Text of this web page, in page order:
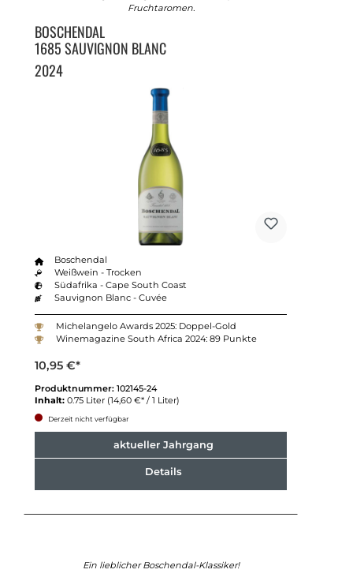
Fruchtaromen.
BOSCHENDAL
1685 SAUVIGNON BLANC
2024
Boschendal
Weißwein - Trocken
Südafrika - Cape South Coast
Sauvignon Blanc - Cuvée
Michelangelo Awards 2025: Doppel-Gold
Winemagazine South Africa 2024: 89 Punkte
10,95 €*
Produktnummer: 102145-24
Inhalt: 0.75 Liter (14,60 €* / 1 Liter)
Derzeit nicht verfügbar
aktueller Jahrgang
Details
Ein lieblicher Boschendal-Klassiker!